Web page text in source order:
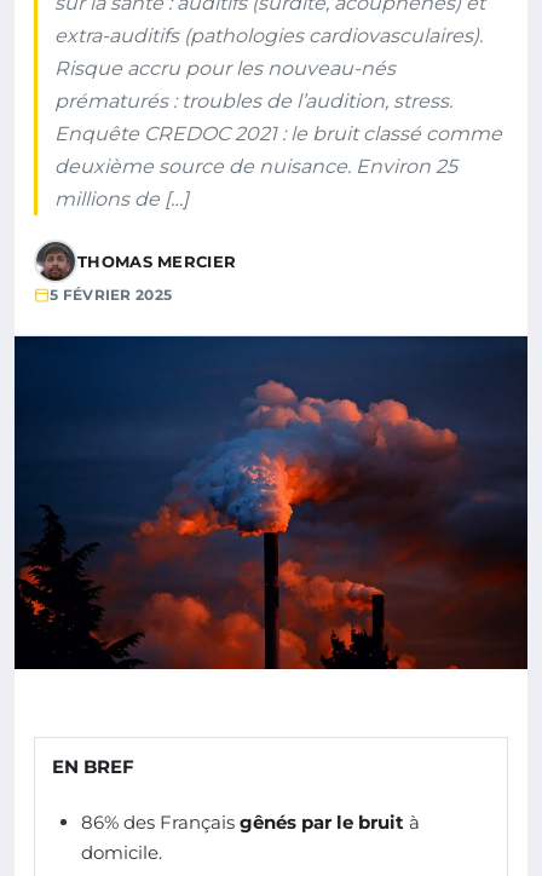
extra-auditifs (pathologies cardiovasculaires).
Risque accru pour les nouveau-nés
prématurés : troubles de l’audition, stress.
Enquête CREDOC 2021 : le bruit classé comme
deuxième source de nuisance. Environ 25
millions de […]
THOMAS MERCIER
5 FÉVRIER 2025
EN BREF
86% des Français gênés par le bruit à
domicile.